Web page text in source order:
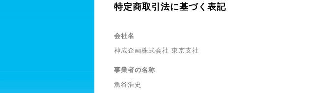
特定商取引法に基づく表記
会社名
神広企画株式会社 東京支社
事業者の名称
魚谷浩史